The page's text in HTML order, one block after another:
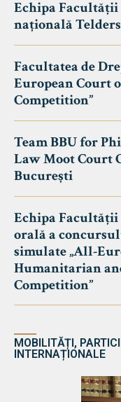
Echipa
națională
Facultatea de
European Court
Competition”
Team BBU for
Law Moot Court
București
Echipa Facultății
orală a
simulate „All-
Humanitarian
Competition”
MOBILITĂȚI,
INTERNAȚIONALE